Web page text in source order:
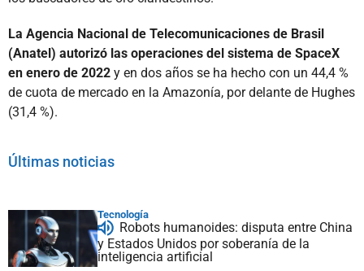
La Agencia Nacional de Telecomunicaciones de Brasil
(Anatel) autorizó las operaciones del sistema de SpaceX
en enero de 2022 y en dos años se ha hecho con un 44,4 %
de cuota de mercado en la Amazonía, por delante de Hughes
(31,4 %).
Últimas noticias
Tecnología
Robots humanoides: disputa entre China
y Estados Unidos por soberanía de la
inteligencia artificial